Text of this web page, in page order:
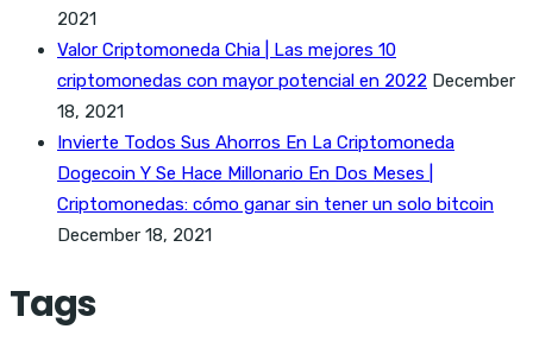
2021
Valor Criptomoneda Chia | Las mejores 10
criptomonedas con mayor potencial en 2022 December
18, 2021
Invierte Todos Sus Ahorros En La Criptomoneda
Dogecoin Y Se Hace Millonario En Dos Meses |
Criptomonedas: cómo ganar sin tener un solo bitcoin
December 18, 2021
Tags